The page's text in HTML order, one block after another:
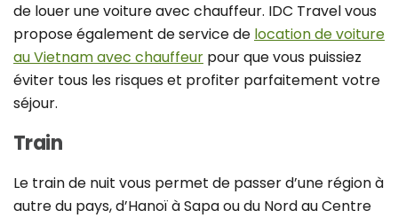
de louer une voiture avec chauffeur. IDC Travel vous
propose également de service de location de voiture
au Vietnam avec chauffeur pour que vous puissiez
éviter tous les risques et profiter parfaitement votre
séjour.
Train
Le train de nuit vous permet de passer d’une région à
autre du pays, d’Hanoï à Sapa ou du Nord au Centre